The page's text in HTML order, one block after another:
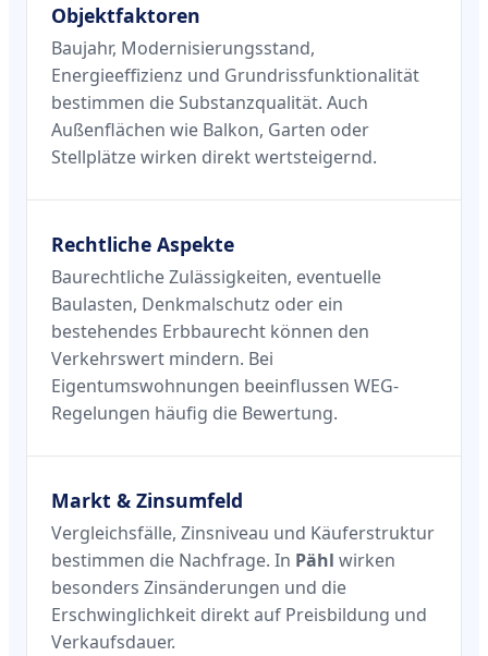
Objektfaktoren
Baujahr, Modernisierungsstand,
Energieeffizienz und Grundrissfunktionalität
bestimmen die Substanzqualität. Auch
Außenflächen wie Balkon, Garten oder
Stellplätze wirken direkt wertsteigernd.
Rechtliche Aspekte
Baurechtliche Zulässigkeiten, eventuelle
Baulasten, Denkmalschutz oder ein
bestehendes Erbbaurecht können den
Verkehrswert mindern. Bei
Eigentumswohnungen beeinflussen WEG-
Regelungen häufig die Bewertung.
Markt & Zinsumfeld
Vergleichsfälle, Zinsniveau und Käuferstruktur
bestimmen die Nachfrage. In Pähl wirken
besonders Zinsänderungen und die
Erschwinglichkeit direkt auf Preisbildung und
Verkaufsdauer.